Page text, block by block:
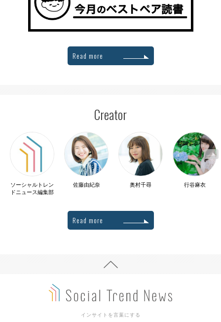
Read more
Creator
ソーシャルトレン
ドニュース編集部
佐藤由紀奈 奥村千尋 行谷麻衣
Read more
インサイトを言葉にする